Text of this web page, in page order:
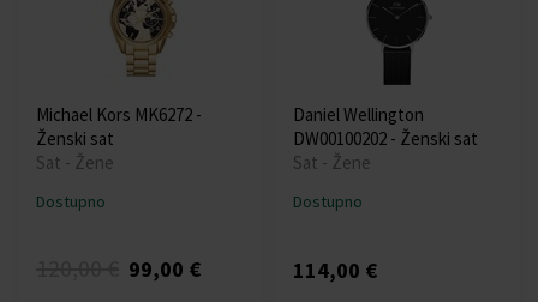
Michael Kors MK6272 -
Ženski sat
Sat - Žene
Dostupno
99,00 €
Daniel Wellington
DW00100202 - Ženski sat
Sat - Žene
Dostupno
114,00 €